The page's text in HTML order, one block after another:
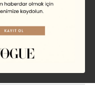
Kalıcı
Püf Noktaları